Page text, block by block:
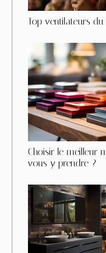
Top ventilateurs
Choisir le meilleur
vous y prendre ?